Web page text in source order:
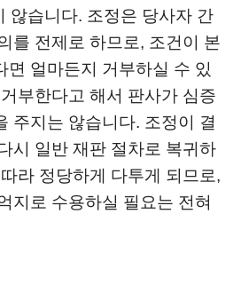
않습니다. 조정은 당사자 간
를 전제로 하므로, 조건이 본
면 얼마든지 거부하실 수 있
부한다고 해서 판사가 심증
주지는 않습니다. 조정이 결
시 일반 재판 절차로 복귀하
라 정당하게 다투게 되므로,
지로 수용하실 필요는 전혀